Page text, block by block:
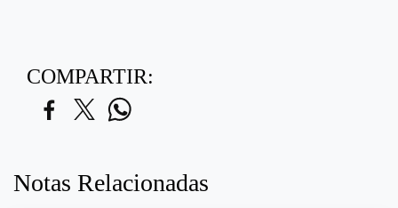
COMPARTIR:
Notas Relacionadas